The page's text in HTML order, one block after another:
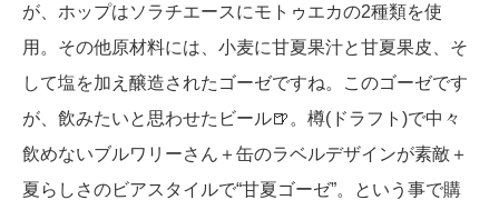
が、ホップはソラチエースにモトゥエカの2種類を使
用。その他原材料には、小麦に甘夏果汁と甘夏果皮、そ
して塩を加え醸造されたゴーゼですね。このゴーゼです
が、飲みたいと思わせたビール🍺。樽(ドラフト)で中々
飲めないブルワリーさん＋缶のラベルデザインが素敵＋
夏らしさのビアスタイルで“甘夏ゴーゼ”。という事で購